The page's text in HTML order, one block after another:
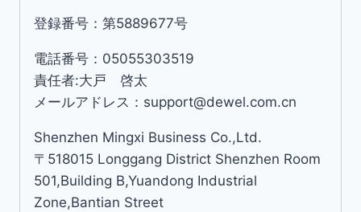
登録番号：第5889677号
電話番号：05055303519
責任者:大戸 啓太
メールアドレス：support@dewel.com.cn
Shenzhen Mingxi Business Co.,Ltd.
〒518015 Longgang District Shenzhen Room
501,Building B,Yuandong Industrial
Zone,Bantian Street